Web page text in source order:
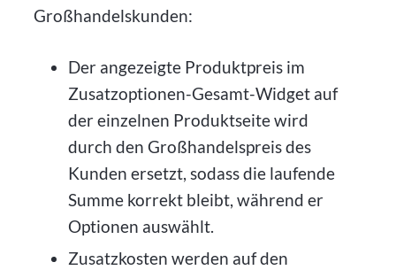
Großhandelskunden:
Der angezeigte Produktpreis im
Zusatzoptionen-Gesamt-Widget auf
der einzelnen Produktseite wird
durch den Großhandelspreis des
Kunden ersetzt, sodass die laufende
Summe korrekt bleibt, während er
Optionen auswählt.
Zusatzkosten werden auf den